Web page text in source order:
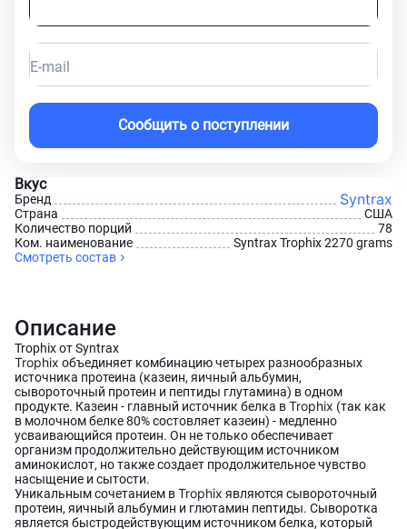
Вкус
Бренд Syntrax
Страна
США
Количество порций
78
Ком. наименование
Syntrax Trophix 2270 grams
Смотреть состав
E-mail
Сообщить о поступлении
Описание
Trophix от Syntrax
Trophix объединяет комбинацию четырех разнообразных
источника протеина (казеин, яичный альбумин,
сывороточный протеин и пептиды глутамина) в одном
продукте. Казеин - главный источник белка вTrophix (так как
в молочном белке 80% состовляет казеин) - медленно
усваивающийся протеин. Он не только обеспечивает
организм продолжительно действующим источником
аминокислот, но также создает продолжительное чувство
насыщение и сытости.
Уникальным сочетанием вTrophix являются сывороточный
протеин, яичный альбумин и глютамин пептиды. Сыворотка
является быстродействующим источником белка, который